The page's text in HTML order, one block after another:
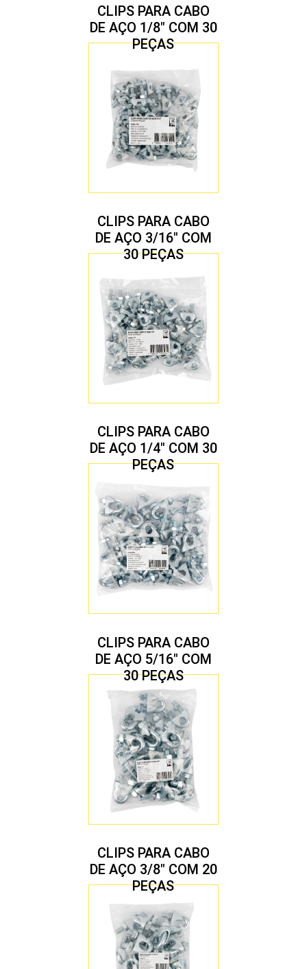
CLIPS PARA CABO
DE AÇO 1/8″ COM 30
PEÇAS
CLIPS PARA CABO
DE AÇO 3/16″ COM
30 PEÇAS
CLIPS PARA CABO
DE AÇO 1/4″ COM 30
PEÇAS
CLIPS PARA CABO
DE AÇO 5/16″ COM
30 PEÇAS
CLIPS PARA CABO
DE AÇO 3/8″ COM 20
PEÇAS